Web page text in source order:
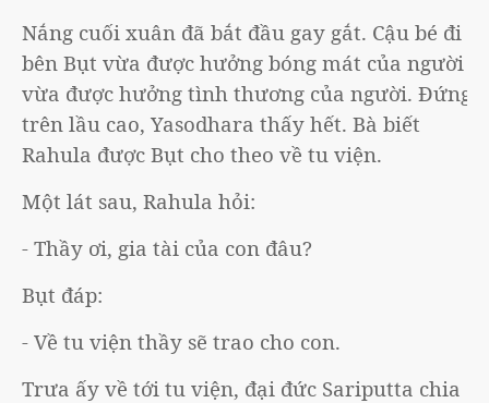
Nắng cuối xuân đã bắt đầu gay gắt. Cậu bé đi
bên Bụt vừa được hưởng bóng mát của người
vừa được hưởng tình thương của người. Đứng
trên lầu cao, Yasodhara thấy hết. Bà biết
Rahula được Bụt cho theo về tu viện.
Một lát sau, Rahula hỏi:
- Thầy ơi, gia tài của con đâu?
Bụt đáp:
- Về tu viện thầy sẽ trao cho con.
Trưa ấy về tới tu viện, đại đức Sariputta chia